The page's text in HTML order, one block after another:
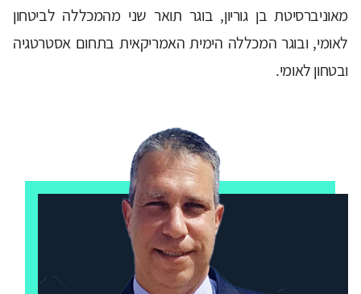
מאוניברסיטת בן גוריון, בוגר תואר שני מהמכללה לביטחון
לאומי, ובוגר המכללה הימית האמריקאית בתחום אסטרטגיה
ובטחון לאומי.